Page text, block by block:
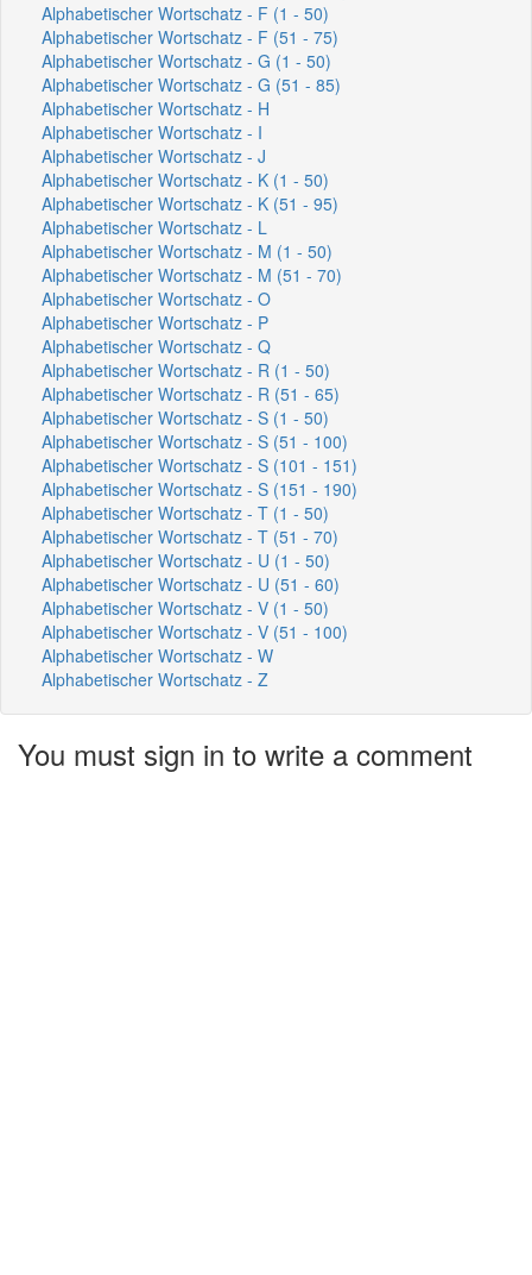
Alphabetischer Wortschatz - F (1 - 50)
Alphabetischer Wortschatz - F (51 - 75)
Alphabetischer Wortschatz - G (1 - 50)
Alphabetischer Wortschatz - G (51 - 85)
Alphabetischer Wortschatz - H
Alphabetischer Wortschatz - I
Alphabetischer Wortschatz - J
Alphabetischer Wortschatz - K (1 - 50)
Alphabetischer Wortschatz - K (51 - 95)
Alphabetischer Wortschatz - L
Alphabetischer Wortschatz - M (1 - 50)
Alphabetischer Wortschatz - M (51 - 70)
Alphabetischer Wortschatz - O
Alphabetischer Wortschatz - P
Alphabetischer Wortschatz - Q
Alphabetischer Wortschatz - R (1 - 50)
Alphabetischer Wortschatz - R (51 - 65)
Alphabetischer Wortschatz - S (1 - 50)
Alphabetischer Wortschatz - S (51 - 100)
Alphabetischer Wortschatz - S (101 - 151)
Alphabetischer Wortschatz - S (151 - 190)
Alphabetischer Wortschatz - T (1 - 50)
Alphabetischer Wortschatz - T (51 - 70)
Alphabetischer Wortschatz - U (1 - 50)
Alphabetischer Wortschatz - U (51 - 60)
Alphabetischer Wortschatz - V (1 - 50)
Alphabetischer Wortschatz - V (51 - 100)
Alphabetischer Wortschatz - W
Alphabetischer Wortschatz - Z
You must sign in to write a comment